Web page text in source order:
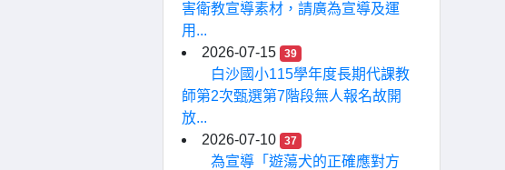
害衛教宣導素材，請廣為宣導及運
用...
2026-07-15
39
白沙國小115學年度長期代課教
師第2次甄選第7階段無人報名故開
放...
2026-07-10
37
為宣導「遊蕩犬的正確應對方